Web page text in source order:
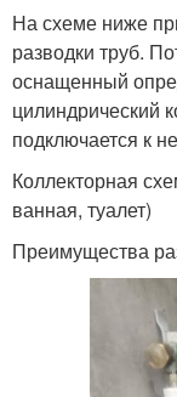
На схеме ниже
разводки труб.
оснащенный
цилиндрический
подключается к
Коллекторная
ванная, туалет)
Преимущества